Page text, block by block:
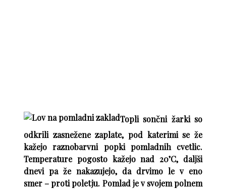
Topli sončni žarki so
odkrili zasnežene zaplate, pod katerimi se že
kažejo raznobarvni popki pomladnih cvetlic.
Temperature pogosto kažejo nad 20’C, daljši
dnevi pa že nakazujejo, da drvimo le v eno
smer – proti poletju. Pomlad je v svojem polnem